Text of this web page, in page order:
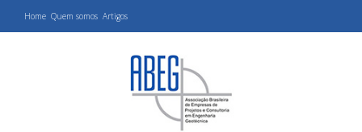
Home Quem somos Artigos